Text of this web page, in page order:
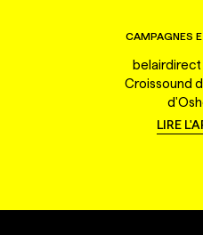
CAMPAGNES
belairdirect
Croissound
LIRE